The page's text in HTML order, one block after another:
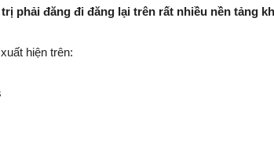
phải đăng đi đăng lại trên rất nhiều nền tảng
hiện trên: